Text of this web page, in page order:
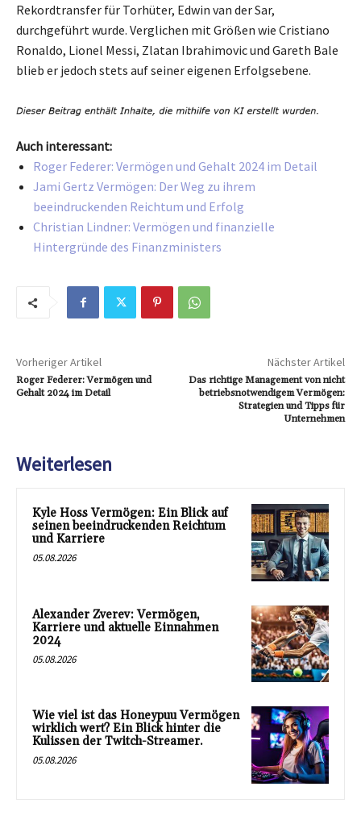
Rekordtransfer für Torhüter, Edwin van der Sar,
durchgeführt wurde. Verglichen mit Größen wie Cristiano
Ronaldo, Lionel Messi, Zlatan Ibrahimovic und Gareth Bale
blieb er jedoch stets auf seiner eigenen Erfolgsebene.
Auch interessant:
Roger Federer: Vermögen und Gehalt 2024 im Detail
Jami Gertz Vermögen: Der Weg zu ihrem
beeindruckenden Reichtum und Erfolg
Christian Lindner: Vermögen und finanzielle
Hintergründe des Finanzministers
Vorheriger Artikel
Roger Federer: Vermögen und
Gehalt 2024 im Detail
Nächster Artikel
Das richtige Management von nicht
betriebsnotwendigem Vermögen:
Strategien und Tipps für
Unternehmen
Weiterlesen
Kyle Hoss Vermögen: Ein Blick auf
seinen beeindruckenden Reichtum
und Karriere
05.08.2026
Alexander Zverev: Vermögen,
Karriere und aktuelle Einnahmen
2024
05.08.2026
Wie viel ist das Honeypuu Vermögen
wirklich wert? Ein Blick hinter die
Kulissen der Twitch-Streamer.
05.08.2026